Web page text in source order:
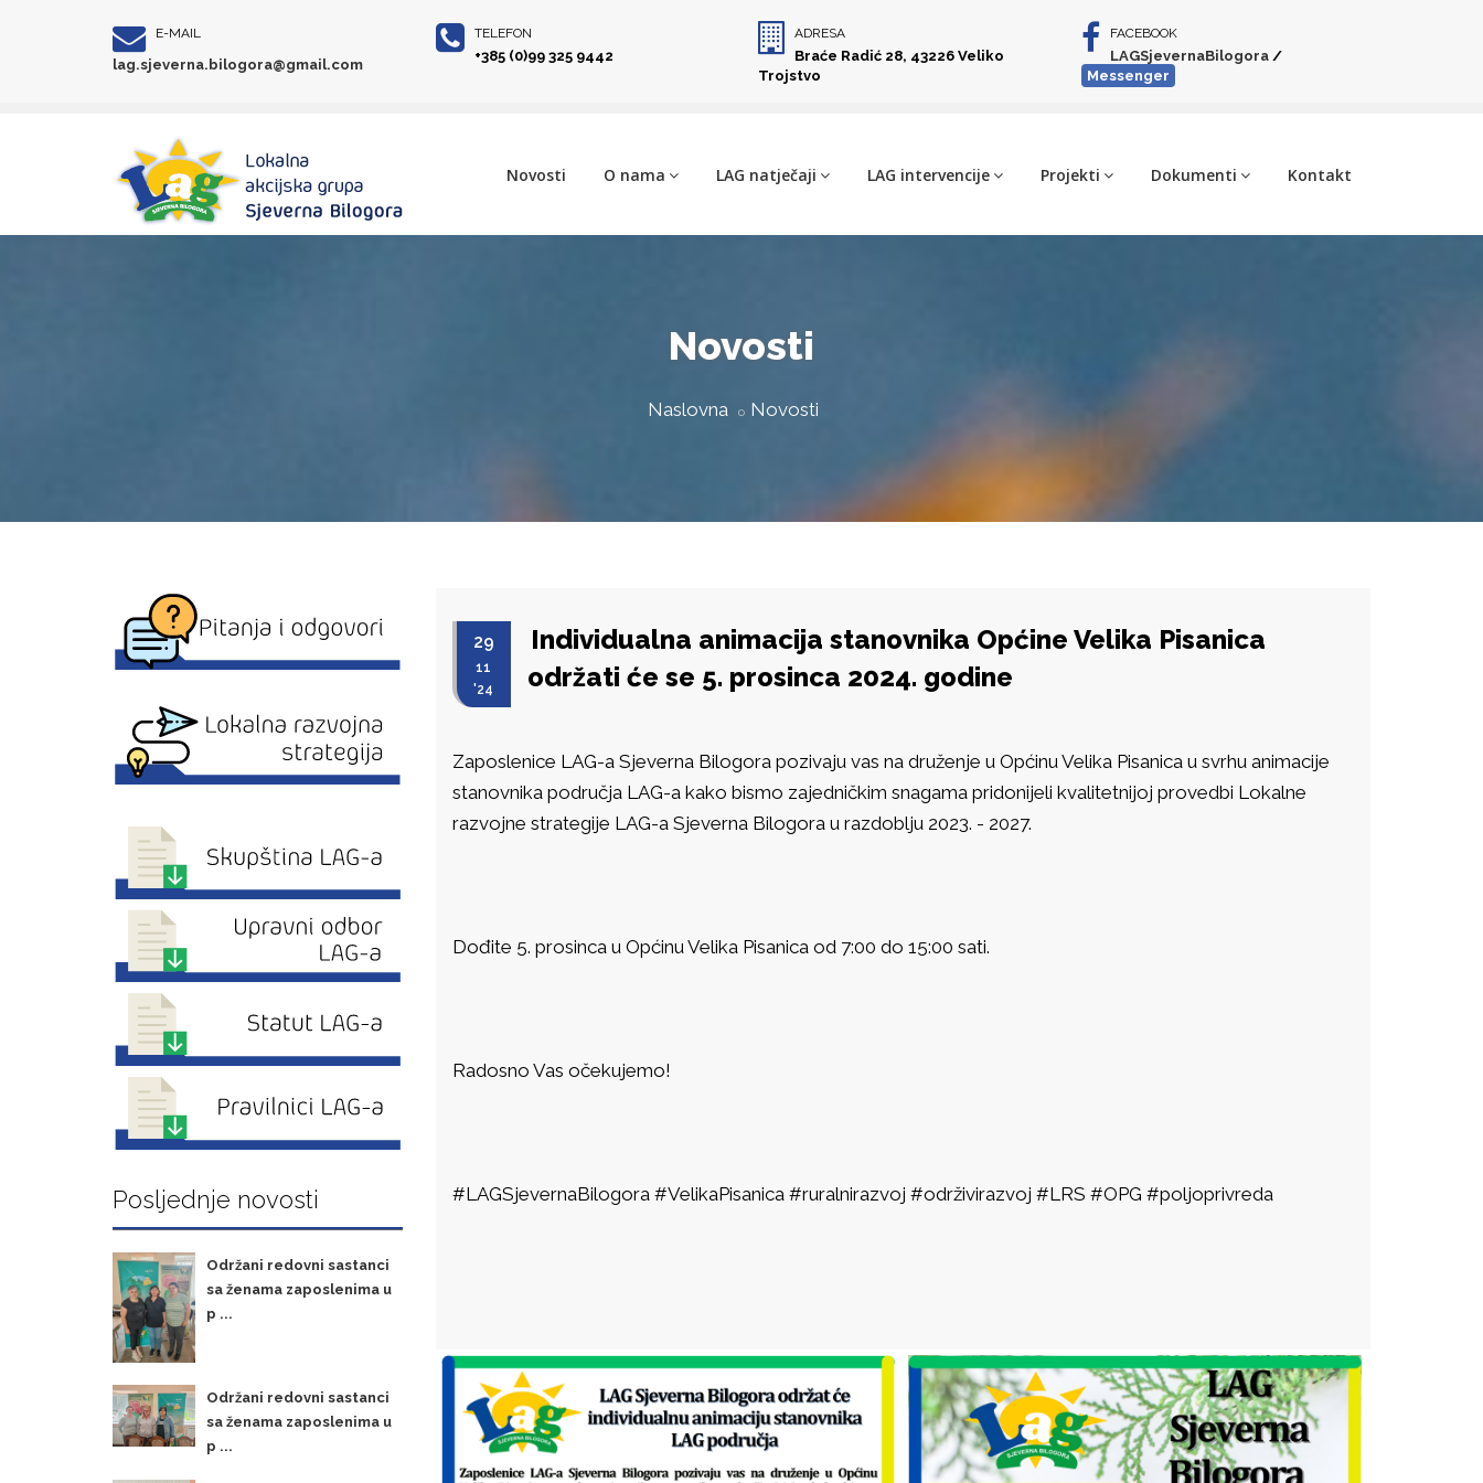
E-MAIL
lag.sjeverna.bilogora@gmail.com
TELEFON
+385 (0)99 325 9442
ADRESA
Braće Radić 28, 43226 Veliko
Trojstvo
FACEBOOK
LAGSjevernaBilogora/
Messenger
Novosti O nama LAG natječaji LAG intervencije Projekti Dokumenti Kontakt
Novosti
Naslovna Novosti
29
11
'24
Individualna animacija stanovnika Općine Velika Pisanica
održati će se 5. prosinca 2024. godine
Zaposlenice LAG-a Sjeverna Bilogora pozivaju vas na druženje u Općinu Velika Pisanica u svrhu animacije
stanovnika područja LAG-a kako bismo zajedničkim snagama pridonijeli kvalitetnijoj provedbi Lokalne
razvojne strategije LAG-a Sjeverna Bilogora u razdoblju 2023. - 2027.
Dođite 5. prosinca u Općinu Velika Pisanica od 7:00 do 15:00 sati.
Radosno Vas očekujemo!
#LAGSjevernaBilogora #VelikaPisanica #ruralnirazvoj #održivirazvoj #LRS #OPG #poljoprivreda
Posljednje novosti
Održani redovni sastanci
sa ženama zaposlenima u
p ...
Održani redovni sastanci
sa ženama zaposlenima u
p ...